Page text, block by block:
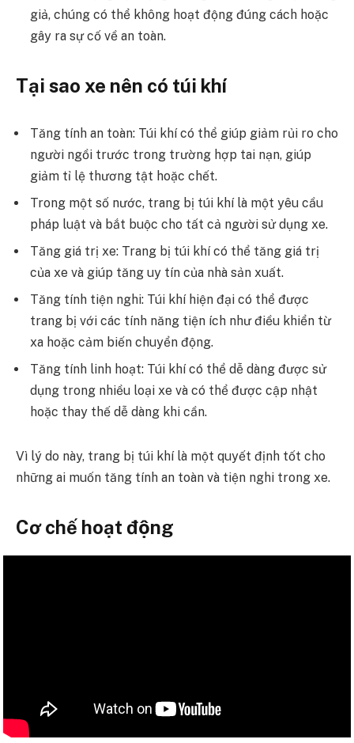
giả, chúng có thể không hoạt động đúng cách hoặc
gây ra sự cố về an toàn.
Tại sao xe nên có túi khí
Tăng tính an toàn: Túi khí có thể giúp giảm rủi ro cho
người ngồi trước trong trường hợp tai nạn, giúp
giảm tỉ lệ thương tật hoặc chết.
Trong một số nước, trang bị túi khí là một yêu cầu
pháp luật và bắt buộc cho tất cả người sử dụng xe.
Tăng giá trị xe: Trang bị túi khí có thể tăng giá trị
của xe và giúp tăng uy tín của nhà sản xuất.
Tăng tính tiện nghi: Túi khí hiện đại có thể được
trang bị với các tính năng tiện ích như điều khiển từ
xa hoặc cảm biến chuyển động.
Tăng tính linh hoạt: Túi khí có thể dễ dàng được sử
dụng trong nhiều loại xe và có thể được cập nhật
hoặc thay thế dễ dàng khi cần.
Vì lý do này, trang bị túi khí là một quyết định tốt cho
những ai muốn tăng tính an toàn và tiện nghi trong xe.
Cơ chế hoạt động